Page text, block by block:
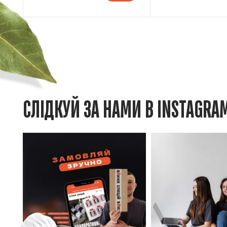
СЛІДКУЙ ЗА НАМИ В